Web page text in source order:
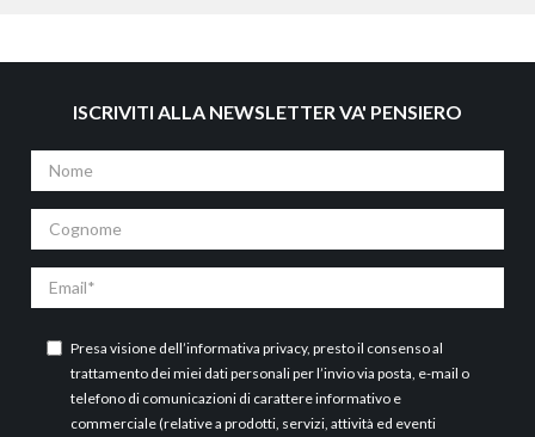
ISCRIVITI ALLA NEWSLETTER VA' PENSIERO
Nome
Cognome
Email
Presa visione dell’informativa privacy, presto il consenso al
trattamento dei miei dati personali per l’invio via posta, e-mail o
telefono di comunicazioni di carattere informativo e
commerciale (relative a prodotti, servizi, attività ed eventi